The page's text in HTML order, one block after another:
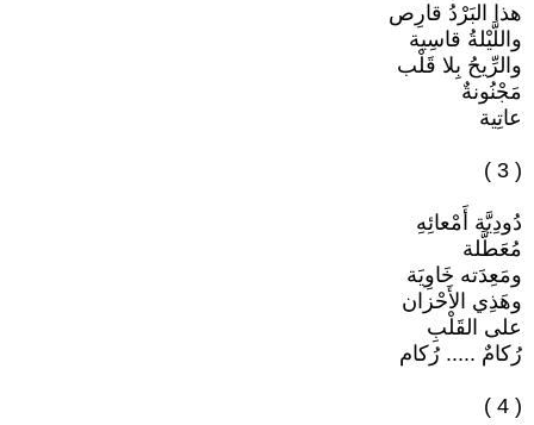
هذا البَرْدُ قارِص
واللَّيْلةُ قاسِية
والرِّيحُ بِلا قَلْب
مَجْنُونةٌ
عاتِية
( 3 )
دُودِيَّة أَمْعائِهِ
مُعَطَّلة
ومَعِدَته خَاوِيَة
وهَذِي الأَحْزان
على القَلْبِ
رُكامٌ ..... رُكام
( 4 )